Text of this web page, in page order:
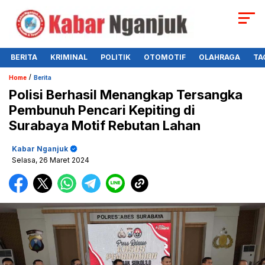
BERITA KRIMINAL POLITIK OTOMOTIF OLAHRAGA
Home / Berita
Polisi Berhasil Menangkap Tersangka
Pembunuh Pencari Kepiting di
Surabaya Motif Rebutan Lahan
Kabar Nganjuk
Selasa, 26 Maret 2024